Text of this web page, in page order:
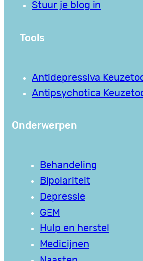
Stuur je blog in
Tools
Antidepressiva
Antipsychotica
Onderwerpen
Behandeling
Bipolariteit
Depressie
GEM
Hulp en herstel
Medicijnen